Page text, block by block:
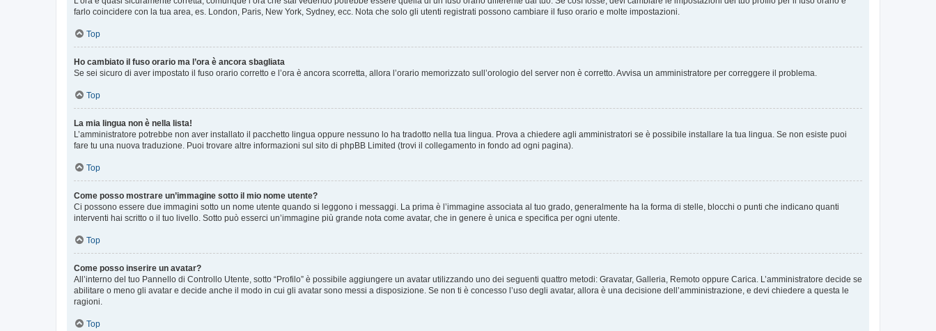
farlo coincidere con la tua area, es. London, Paris, New York, Sydney, ecc. Nota che solo gli utenti registrati possono cambiare il fuso orario e molte impostazioni.
Top
Ho cambiato il fuso orario ma l’ora è ancora sbagliata
Se sei sicuro di aver impostato il fuso orario corretto e l’ora è ancora scorretta, allora l’orario memorizzato sull’orologio del server non è corretto. Avvisa un amministratore per correggere il problema.
Top
La mia lingua non è nella lista!
L’amministratore potrebbe non aver installato il pacchetto lingua oppure nessuno lo ha tradotto nella tua lingua. Prova a chiedere agli amministratori se è possibile installare la tua lingua. Se non esiste puoi
fare tu una nuova traduzione. Puoi trovare altre informazioni sul sito di phpBB Limited (trovi il collegamento in fondo ad ogni pagina).
Top
Come posso mostrare un’immagine sotto il mio nome utente?
Ci possono essere due immagini sotto un nome utente quando si leggono i messaggi. La prima è l’immagine associata al tuo grado, generalmente ha la forma di stelle, blocchi o punti che indicano quanti
interventi hai scritto o il tuo livello. Sotto può esserci un’immagine più grande nota come avatar, che in genere è unica e specifica per ogni utente.
Top
Come posso inserire un avatar?
All’interno del tuo Pannello di Controllo Utente, sotto “Profilo” è possibile aggiungere un avatar utilizzando uno dei seguenti quattro metodi: Gravatar, Galleria, Remoto oppure Carica. L’amministratore decide se
abilitare o meno gli avatar e decide anche il modo in cui gli avatar sono messi a disposizione. Se non ti è concesso l’uso degli avatar, allora è una decisione dell’amministrazione, e devi chiedere a questa le
ragioni.
Top